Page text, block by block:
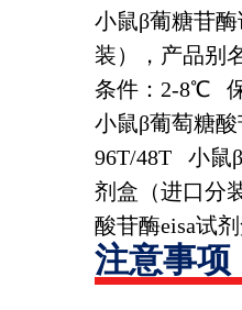
小鼠β葡糖苷
装），产品别
条件： 2-8℃
小鼠β葡萄糖
96T/48T
小鼠
剂盒（进口分
酸苷酶eisa试
注意事项